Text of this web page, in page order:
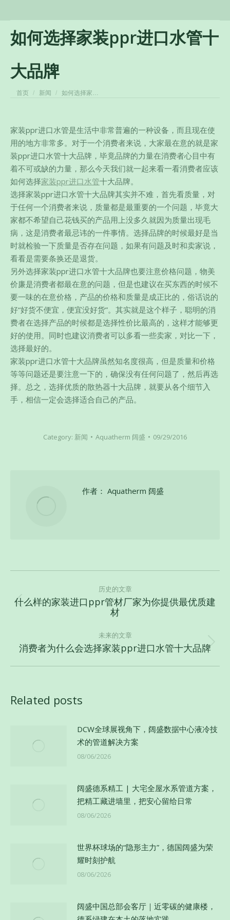
如何选择家装ppr进口水管十
大品牌
您在这里：
首页 新闻 如何选择家…
家装ppr进口水管是生活中非常普遍的一种设备，而且现在使
用的地方非常多。对于一个消费者来说，大家最在意的就是家
装ppr进口水管十大品牌，毕竟品牌的力量在消费者心目中有
着不可或缺的力量，那么今天我们就一起来看一看消费者应该
如何选择家装ppr进口水管十大品牌。
选择家装ppr进口水管十大品牌其实并不难，首先看质量，对
于任何一个消费者来说，质量都是最重要的一个问题， 毕竟大
家都不希望自己花钱买的产品用上没多久就因为质量出现毛
病，这是消费者最忌讳的一件事情。选择品牌的时候最好是当
时就检验一下质量是否存在问题，如果有问题及时和卖家说，
看看是需要条换还是退货。
另外选择家装ppr进口水管十大品牌也要注意价格问题，物美
价廉是消费者都最在意的问题，但是也建议在买东西的时候不
要一味的在意价格，产品的价格和质量是成正比的，俗话说的
好“好货不便宜，便宜没好货”。其实就是这个样子，聪明的消
费者在选择产品的时候都是选择性价比最高的，这样才能够更
好的使用。同时也建议消费者可以多看一些卖家，对比一下，
选择最好的。
家装ppr进口水管十大品牌虽然知名度很高，但是质量和价格
等等问题还是要注意一下的，确保没有任何问题了，然后再选
择。总之，选择优质的散热器十大品牌，就要从各个细节入
手，相信一定会选择适合自己的产品。
Category: 新闻 Aquatherm 阔盛 09/29/2016
作者： Aquatherm 阔盛
章
导
历史的文章
历
史
的
文
什么样的家装进口ppr管材厂家为你提供最优质建
材
未来的文章
未
消费者为什么会选择家装ppr进口水管十大品牌
Related posts
DCW全球展视角下，阔盛数据中心液冷技
术的管道解决方案
08/06/2026
阔盛德系精工 | 大宅全屋水系管道方案，
把精工藏进墙里，把安心留给日常
08/06/2026
世界杯球场的“隐形主力”，德国阔盛为荣
耀时刻护航
08/06/2026
阔盛中国总部会客厅｜近零碳的健康楼，